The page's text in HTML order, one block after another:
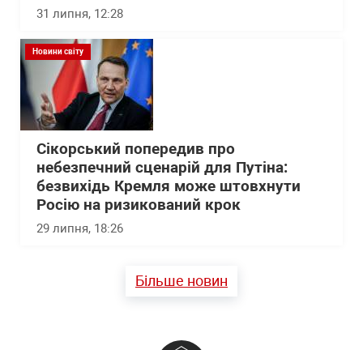
31 липня, 12:28
Новини світу
Сікорський попередив про
небезпечний сценарій для Путіна:
безвихідь Кремля може штовхнути
Росію на ризикований крок
29 липня, 18:26
Більше новин